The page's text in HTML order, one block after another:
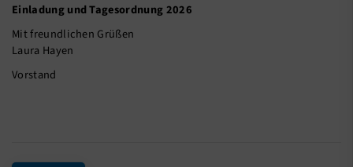
Einladung und Tagesordnung 2026
Mit freundlichen Grüßen
Laura Hayen
Vorstand